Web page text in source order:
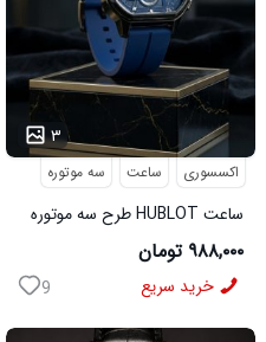
۳
اکسسوری ساعت سه موتوره
ساعت HUBLOT طرح سه موتوره
سورمه ای کد 6559
۹۸۸,۰۰۰ تومان
خرید سریع 9